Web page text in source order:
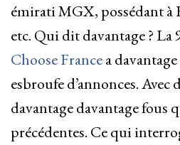
émirati MGX, possédant à
etc. Qui dit davantage ? La
Choose Francea
esbroufe d’annonces. Avec
davantage davantage fous
précédentes. Ce qui